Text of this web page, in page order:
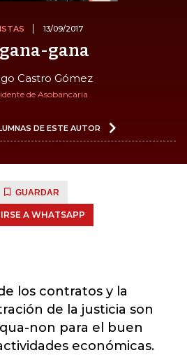
13/09/2017
gana
Castro Gómez
de Asobancaria
DE ESTE AUTOR
GUARDAR
A WHATSAPP
los contratos y la
de la justicia son
non para el buen
económicas.